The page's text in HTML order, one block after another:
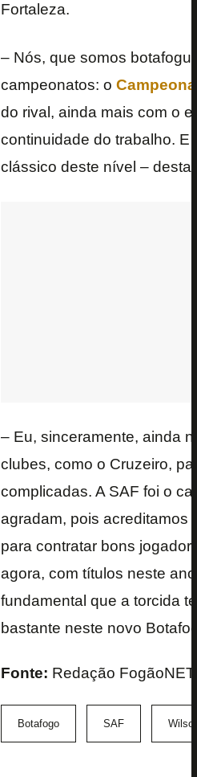
Fortaleza.
– Nós, que somos
campeonatos: o
do rival, ainda mais com o
continuidade do trabalho.
clássico deste nível –
– Eu, sinceramente, ainda
clubes, como o Cruzeiro,
complicadas. A SAF foi o
agradam, pois acreditamos
para contratar bons
agora, com títulos neste
fundamental que a torcida
bastante neste novo
Fonte: Redação FogãoNET
Botafogo SAF